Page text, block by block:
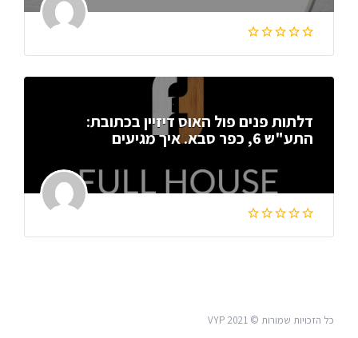
דלתות פנים פול האוס דיזיין בכתובת:
התע"ש 6, כפר סבא. איך מגיעים
כל הזכויות שמורות © VYP 2021